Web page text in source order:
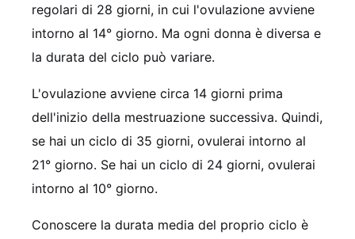
regolari di 28 giorni, in cui l'ovulazione avviene
intorno al 14° giorno. Ma ogni donna è diversa e
la durata del ciclo può variare.
L'ovulazione avviene circa 14 giorni prima
dell'inizio della mestruazione successiva. Quindi,
se hai un ciclo di 35 giorni, ovulerai intorno al
21° giorno. Se hai un ciclo di 24 giorni, ovulerai
intorno al 10° giorno.
Conoscere la durata media del proprio ciclo è